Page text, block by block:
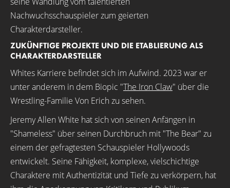
Nachwuchsschauspieler zum geierten
Charakterdarsteller.
ZUKÜNFTIGE PROJEKTE UND DIE ETABLIERUNG ALS
CHARAKTERDARSTELLER
Whites Karriere befindet sich im Aufwind. 2023 war er
unter anderem in dem Biopic "The Iron Claw" über die
Wrestling-Familie Von Erich zu sehen.
Jeremy Allen White hat sich von seinen Anfängen in
"Shameless" über seinen Durchbruch mit "The Bear" zu
einem der gefragtesten Schauspieler Hollywoods
entwickelt. Seine Fähigkeit, komplexe, vielschichtige
Charaktere mit Authentizität und Tiefe zu verkörpern, hat